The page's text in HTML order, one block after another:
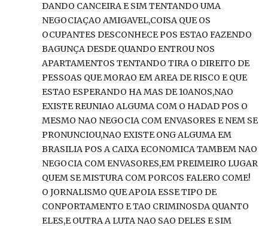
DANDO CANCEIRA E SIM TENTANDO UMA
NEGOCIAÇAO AMIGAVEL,COISA QUE OS
OCUPANTES DESCONHECE POS ESTAO FAZENDO
BAGUNÇA DESDE QUANDO ENTROU NOS
APARTAMENTOS TENTANDO TIRA O DIREITO DE
PESSOAS QUE MORAO EM AREA DE RISCO E QUE
ESTAO ESPERANDO HA MAS DE 10ANOS,NAO
EXISTE REUNIAO ALGUMA COM O HADAD POS O
MESMO NAO NEGOCIA COM ENVASORES E NEM SE
PRONUNCIOU,NAO EXISTE ONG ALGUMA EM
BRASILIA POS A CAIXA ECONOMICA TAMBEM NAO
NEGOCIA COM ENVASORES,EM PREIMEIRO LUGAR
QUEM SE MISTURA COM PORCOS FALERO COME!
O JORNALISMO QUE APOIA ESSE TIPO DE
CONPORTAMENTO E TAO CRIMINOSDA QUANTO
ELES,E OUTRA A LUTA NAO SAO DELES E SIM